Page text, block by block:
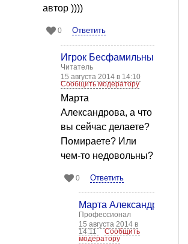
автор ))))
0 Ответить
Игрок Бесфамильный
Читатель
15 августа 2014 в 14:10
Сообщить модератору
Марта
Александрова, а что
вы сейчас делаете?
Помираете? Или
чем-то недовольны?
0 Ответить
Марта Александрова
Профессионал
15 августа 2014 в
14:11
Сообщить
модератору